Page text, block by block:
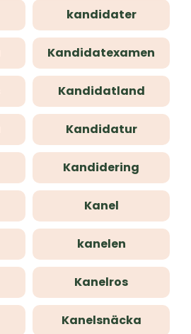
kandidater
Kandidatexamen
Kandidatland
Kandidatur
Kandidering
Kanel
kanelen
Kanelros
Kanelsnäcka